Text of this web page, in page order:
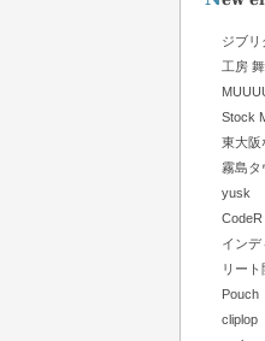
ジブリ
工房
Stock
東大阪
霧島タ
yusk
CodeR
インデ
リー
Pouch
cliplop